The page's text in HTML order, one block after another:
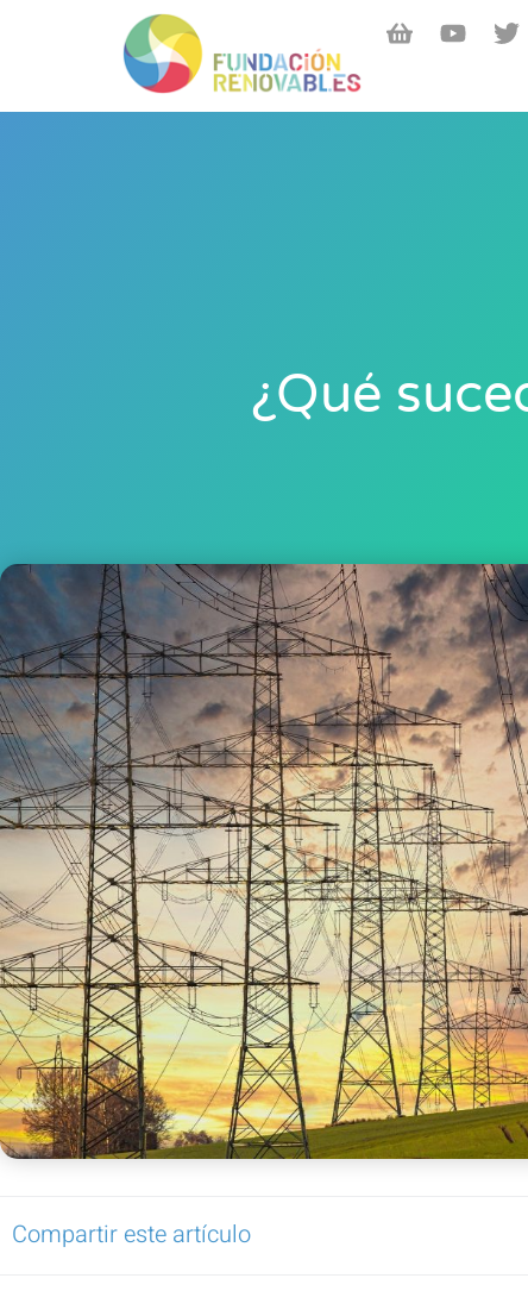
¿Qué
Compartir este artículo